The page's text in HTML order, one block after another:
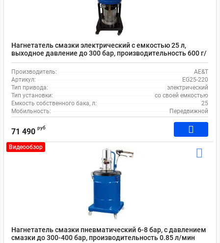
Нагнетатель смазки электрический с емкостью 25 л,
выходное давление до 300 бар, производительность 600 г/
мин, AE&T EG25-220
Производитель:
AE&T
Артикул:
EG25-220
Тип привода:
электрический
Тип установки:
со своей емкостью
Емкость собственного бака, л:
25
Мобильность:
Передвижной
71 490 руб
Видеообзор
Нагнетатель смазки пневматический 6-8 бар, с давлением
смазки до 300-400 бар, производительность 0.85 л/мин